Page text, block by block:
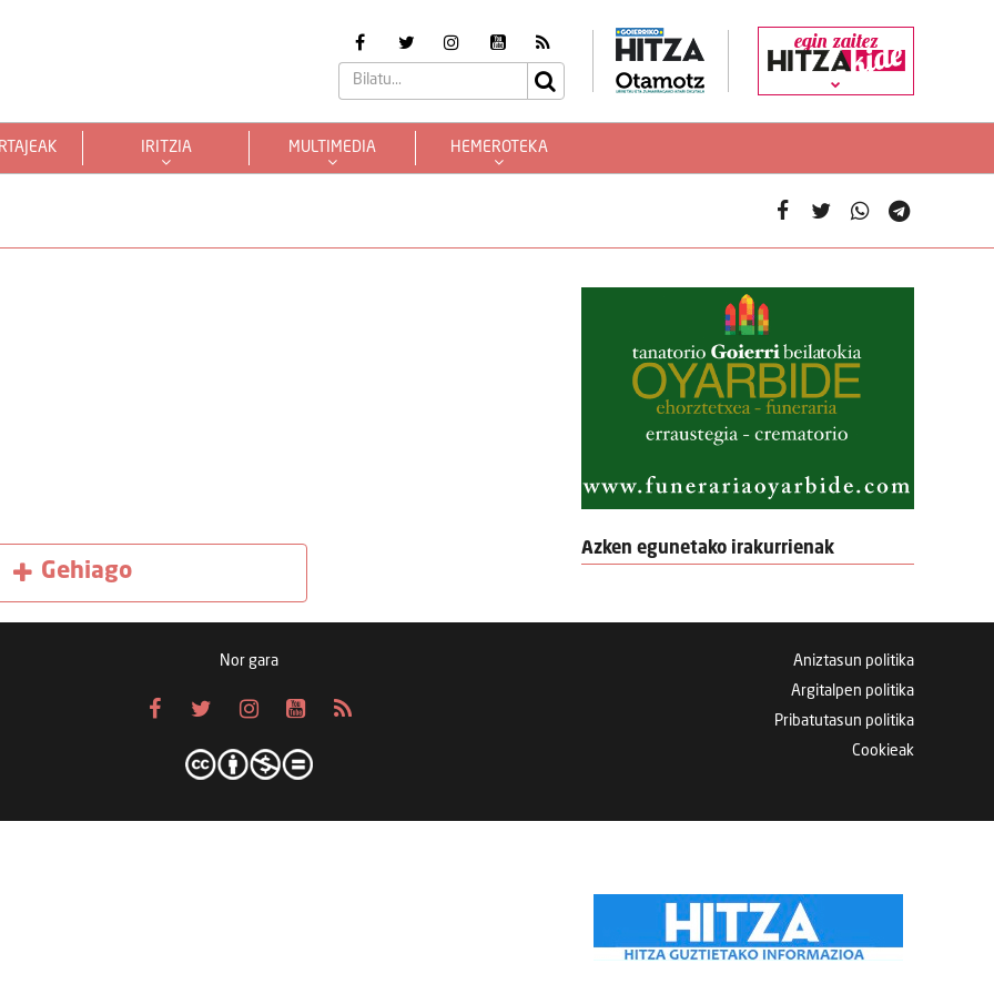
egin zaitez
IRITZIA MULTIMEDIA HEMEROTEKA
Gehiago
Azken egunetako irakurrienak
Nor gara
Aniztasun politika
Argitalpen politika
Pribatutasun politika
Cookieak